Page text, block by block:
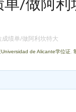
单/做阿利
绩单/做阿利坎特大
de Alicante学位证